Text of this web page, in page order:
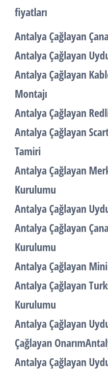
fiyatları
Antalya Çağlayan
Antalya Çağlayan
Antalya Çağlayan
Montajı
Antalya Çağlayan
Antalya Çağlayan
Tamiri
Antalya Çağlayan
Kurulumu
Antalya Çağlayan
Antalya Çağlayan
Kurulumu
Antalya Çağlayan Mini
Antalya Çağlayan
Kurulumu
Antalya Çağlayan
Çağlayan
Antalya Çağlayan